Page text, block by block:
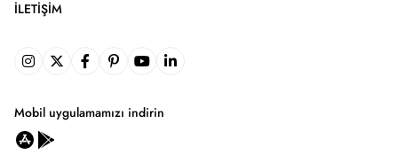
İLETIŞIM
Mobil uygulamamızı indirin